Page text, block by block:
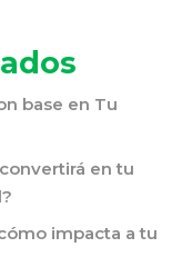
base en Tu
en tu
impacta a tu